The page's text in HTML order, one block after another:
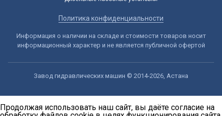
Политика конфиденциальности
Информация о наличии на складе и стоимости товаров носит
информационный характер и не является публичной офертой
Завод гидравлических машин © 2014-2026, Астана
Продолжая использовать наш сайт, вы даёте согласие на